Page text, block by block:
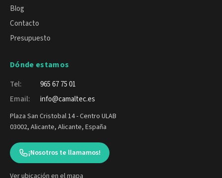
Blog
Contacto
Presupuesto
Dónde estamos
Tel:
965 67 75 01
Email:
info@camaltec.es
Plaza San Cristobal 14 - Centro ULAB
03002, Alicante, Alicante, España
¡Nosotros te llamamos!
Ver ubicación en el mapa